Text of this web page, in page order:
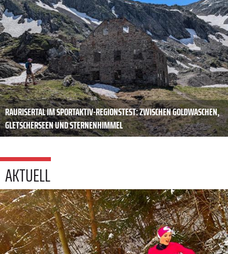
RAURISERTAL IM SPORTAKTIV-REGIONSTEST: ZWISCHEN GOLDWASCHEN,
GLETSCHERSEEN UND STERNENHIMMEL
AKTUELL